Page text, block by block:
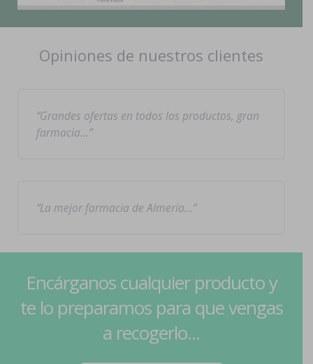
Opiniones de nuestros clientes
Grandes ofertas en todos los productos, gran
farmacia…
La mejor farmacia de Almería…
Encárganos cualquier producto y
te lo preparamos para que vengas
a recogerlo...